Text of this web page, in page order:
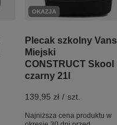
OKAZJA
Plecak szkolny Vans
Miejski
CONSTRUCT Skool
czarny 21l
139,95 zł / szt.
Najniższa cena produktu w